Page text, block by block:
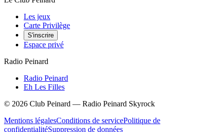
Les jeux
Carte Privilège
S'inscrire
Espace privé
Radio Peinard
Radio Peinard
Eh Les Filles
© 2026 Club Peinard — Radio Peinard Skyrock
Mentions légalesConditions de servicePolitique de
confidentialitéSuppression de données